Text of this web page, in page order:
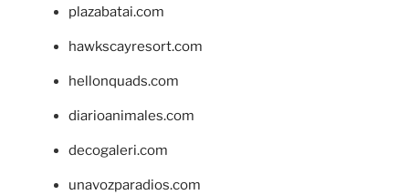
plazabatai.com
hawkscayresort.com
hellonquads.com
diarioanimales.com
decogaleri.com
unavozparadios.com